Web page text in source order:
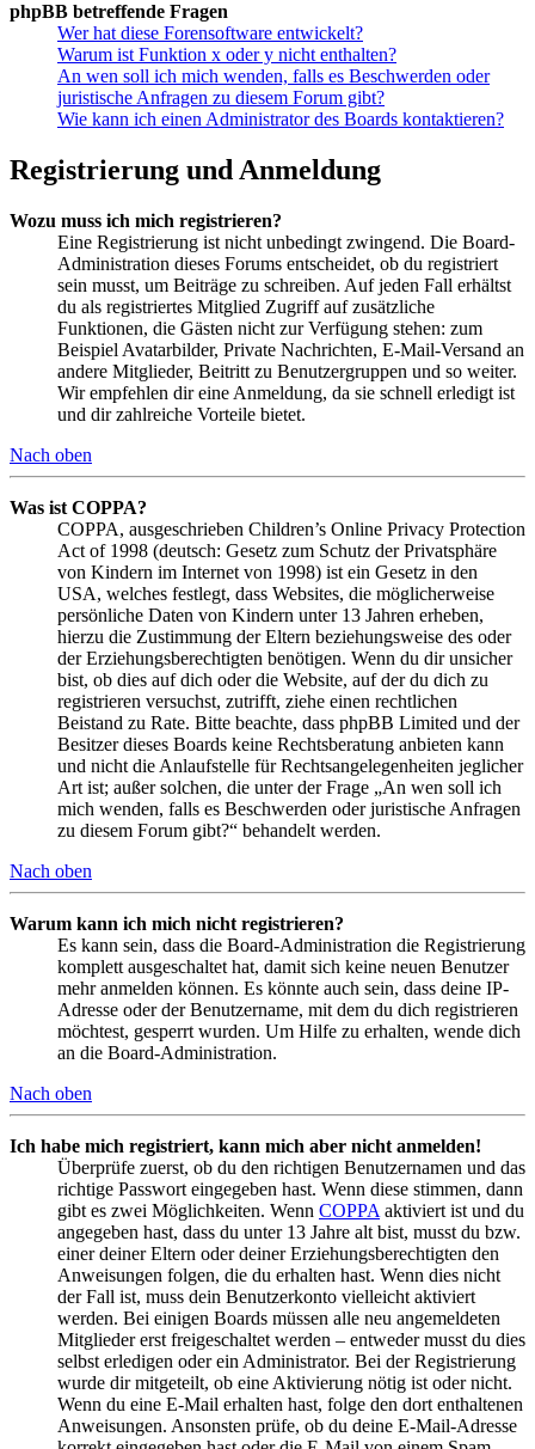
phpBB betreffende Fragen
Wer hat diese Forensoftware entwickelt?
Warum ist Funktion x oder y nicht enthalten?
An wen soll ich mich wenden, falls es Beschwerden oder
juristische Anfragen zu diesem Forum gibt?
Wie kann ich einen Administrator des Boards kontaktieren?
Registrierung und Anmeldung
Wozu muss ich mich registrieren?
Eine Registrierung ist nicht unbedingt zwingend. Die Board-
Administration dieses Forums entscheidet, ob du registriert
sein musst, um Beiträge zu schreiben. Auf jeden Fall erhältst
du als registriertes Mitglied Zugriff auf zusätzliche
Funktionen, die Gästen nicht zur Verfügung stehen: zum
Beispiel Avatarbilder, Private Nachrichten, E-Mail-Versand an
andere Mitglieder, Beitritt zu Benutzergruppen und so weiter.
Wir empfehlen dir eine Anmeldung, da sie schnell erledigt ist
und dir zahlreiche Vorteile bietet.
Nach oben
Was ist COPPA?
COPPA, ausgeschrieben Children’s Online Privacy Protection
Act of 1998 (deutsch: Gesetz zum Schutz der Privatsphäre
von Kindern im Internet von 1998) ist ein Gesetz in den
USA, welches festlegt, dass Websites, die möglicherweise
persönliche Daten von Kindern unter 13 Jahren erheben,
hierzu die Zustimmung der Eltern beziehungsweise des oder
der Erziehungsberechtigten benötigen. Wenn du dir unsicher
bist, ob dies auf dich oder die Website, auf der du dich zu
registrieren versuchst, zutrifft, ziehe einen rechtlichen
Beistand zu Rate. Bitte beachte, dass phpBB Limited und der
Besitzer dieses Boards keine Rechtsberatung anbieten kann
und nicht die Anlaufstelle für Rechtsangelegenheiten jeglicher
Art ist; außer solchen, die unter der Frage „An wen soll ich
mich wenden, falls es Beschwerden oder juristische Anfragen
zu diesem Forum gibt?“ behandelt werden.
Nach oben
Warum kann ich mich nicht registrieren?
Es kann sein, dass die Board-Administration die Registrierung
komplett ausgeschaltet hat, damit sich keine neuen Benutzer
mehr anmelden können. Es könnte auch sein, dass deine IP-
Adresse oder der Benutzername, mit dem du dich registrieren
möchtest, gesperrt wurden. Um Hilfe zu erhalten, wende dich
an die Board-Administration.
Nach oben
Ich habe mich registriert, kann mich aber nicht anmelden!
Überprüfe zuerst, ob du den richtigen Benutzernamen und das
richtige Passwort eingegeben hast. Wenn diese stimmen, dann
gibt es zwei Möglichkeiten. Wenn COPPA aktiviert ist und du
angegeben hast, dass du unter 13 Jahre alt bist, musst du bzw.
einer deiner Eltern oder deiner Erziehungsberechtigten den
Anweisungen folgen, die du erhalten hast. Wenn dies nicht
der Fall ist, muss dein Benutzerkonto vielleicht aktiviert
werden. Bei einigen Boards müssen alle neu angemeldeten
Mitglieder erst freigeschaltet werden – entweder musst du dies
selbst erledigen oder ein Administrator. Bei der Registrierung
wurde dir mitgeteilt, ob eine Aktivierung nötig ist oder nicht.
Wenn du eine E-Mail erhalten hast, folge den dort enthaltenen
Anweisungen. Ansonsten prüfe, ob du deine E-Mail-Adresse